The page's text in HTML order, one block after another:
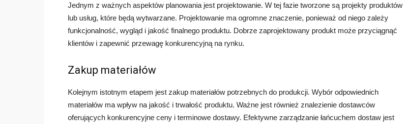
Jednym z ważnych aspektów planowania jest projektowanie. W tej fazie tworzone są projekty produktów
lub usług, które będą wytwarzane. Projektowanie ma ogromne znaczenie, ponieważ od niego zależy
funkcjonalność, wygląd i jakość finalnego produktu. Dobrze zaprojektowany produkt może przyciągnąć
klientów i zapewnić przewagę konkurencyjną na rynku.
Zakup materiałów
Kolejnym istotnym etapem jest zakup materiałów potrzebnych do produkcji. Wybór odpowiednich
materiałów ma wpływ na jakość i trwałość produktu. Ważne jest również znalezienie dostawców
oferujących konkurencyjne ceny i terminowe dostawy. Efektywne zarządzanie łańcuchem dostaw jest